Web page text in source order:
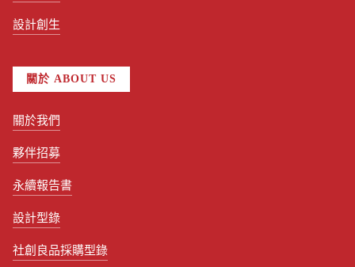
設計創生
關於 ABOUT US
關於我們
夥伴招募
永續報告書
設計型錄
社創良品採購型錄